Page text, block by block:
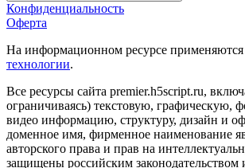
Конфиденциальность
Оферта
На информационном ресурсе применяются
технологии.
Все ресурсы сайта premier.h5script.ru,
ограничиваясь) текстовую, графическую,
видео информацию, структуру, дизайн и
доменное имя, фирменное наименование
авторского права и прав на
защищены российским